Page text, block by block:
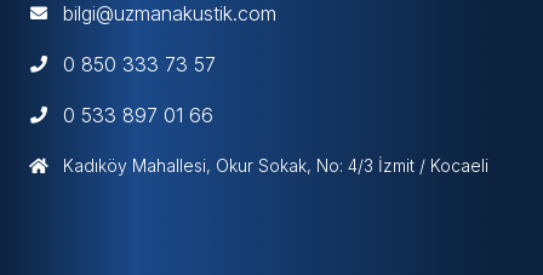
bilgi@uzmanakustik.com
0 850 333 73 57
0 533 897 01 66
Kadıköy Mahallesi, Okur Sokak, No: 4/3 İzmit / Kocaeli